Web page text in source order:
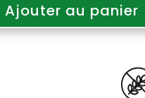
Ajouter au panier